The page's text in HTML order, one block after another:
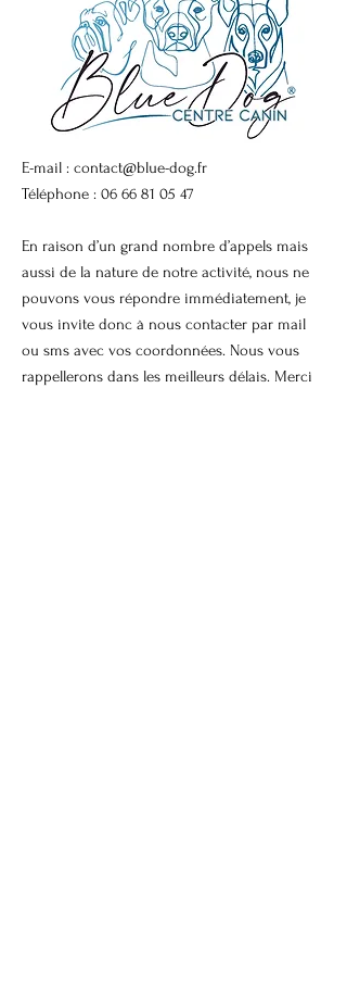
E-mail : contact@blue-dog.fr
Téléphone : 06 66 81 05 47
En raison d’un grand nombre d’appels mais
aussi de la nature de notre activité, nous ne
pouvons vous répondre immédiatement, je
vous invite donc à nous contacter par mail
ou sms avec vos coordonnées. Nous vous
rappellerons dans les meilleurs délais. Merci